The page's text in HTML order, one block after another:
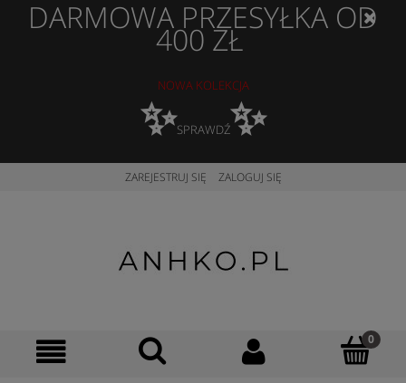
DARMOWA PRZESYŁKA OD
400 ZŁ
NOWA KOLEKCJA
✨SPRAWDŹ✨
ZAREJESTRUJ SIĘ ZALOGUJ SIĘ